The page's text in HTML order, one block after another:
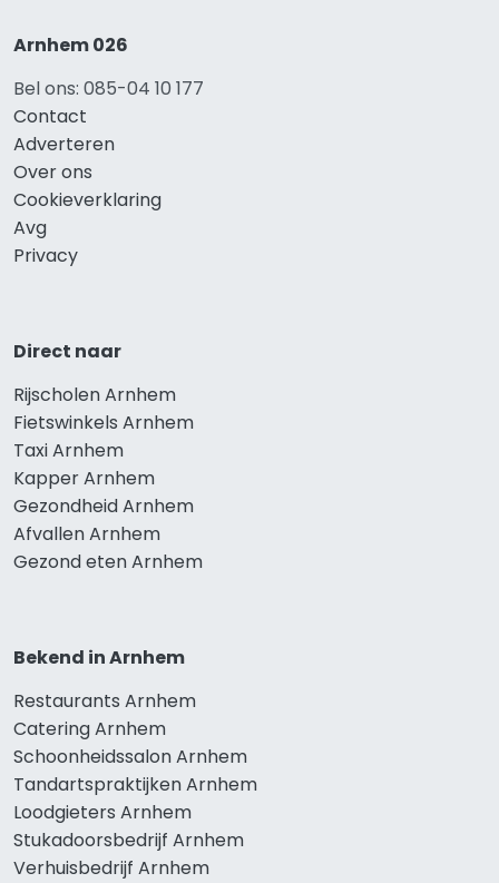
Arnhem 026
Bel ons: 085-04 10 177
Contact
Adverteren
Over ons
Cookieverklaring
Avg
Privacy
Direct naar
Rijscholen Arnhem
Fietswinkels Arnhem
Taxi Arnhem
Kapper Arnhem
Gezondheid Arnhem
Afvallen Arnhem
Gezond eten Arnhem
Bekend in Arnhem
Restaurants Arnhem
Catering Arnhem
Schoonheidssalon Arnhem
Tandartspraktijken Arnhem
Loodgieters Arnhem
Stukadoorsbedrijf Arnhem
Verhuisbedrijf Arnhem